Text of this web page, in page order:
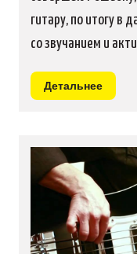
гитару, по итогу в
со звучанием и
Детальнее